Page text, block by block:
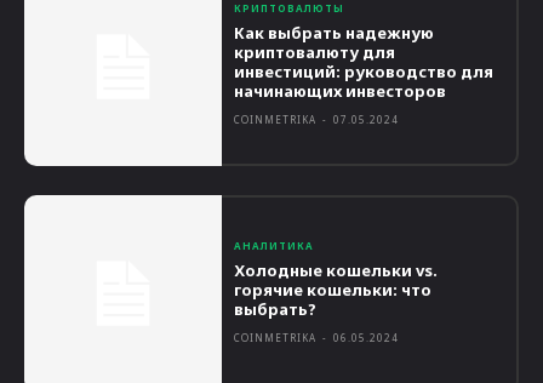
КРИПТОВАЛЮТЫ
Как выбрать надежную
криптовалюту для
инвестиций: руководство для
начинающих инвесторов
COINMETRIKA - 07.05.2024
АНАЛИТИКА
Холодные кошельки vs.
горячие кошельки: что
выбрать?
COINMETRIKA - 06.05.2024